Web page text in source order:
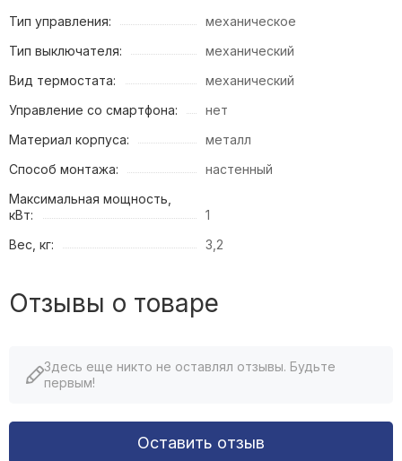
Тип управления:
механическое
Тип выключателя:
механический
Вид термостата:
механический
Управление со смартфона:
нет
Материал корпуса:
металл
Способ монтажа:
настенный
Максимальная мощность,
кВт:
1
Вес, кг:
3,2
Отзывы о товаре
Здесь еще никто не оставлял отзывы. Будьте
первым!
Оставить отзыв